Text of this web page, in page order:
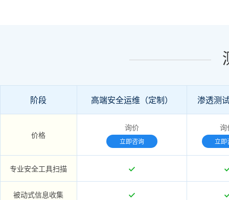
阶段 高端安全运维（定制） 渗透测
价格
询价
立即咨询
询
立即
专业安全工具扫描
被动式信息收集